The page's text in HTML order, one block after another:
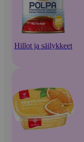
Hillot ja säilykkeet